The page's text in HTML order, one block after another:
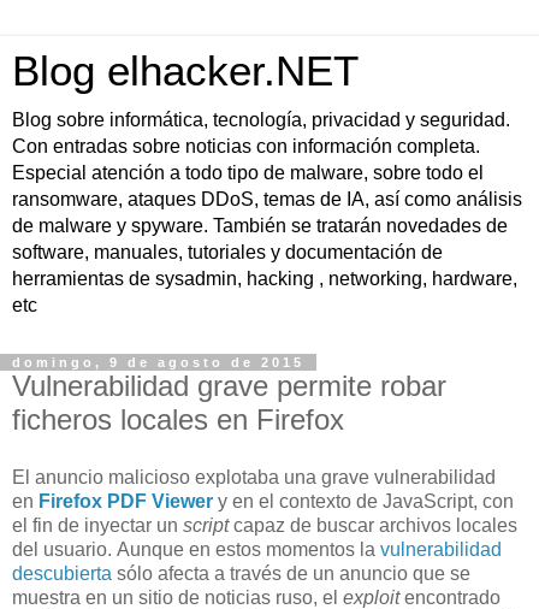
Blog elhacker.NET
Blog sobre informática, tecnología, privacidad y seguridad.
Con entradas sobre noticias con información completa.
Especial atención a todo tipo de malware, sobre todo el
ransomware, ataques DDoS, temas de IA, así como análisis
de malware y spyware. También se tratarán novedades de
software, manuales, tutoriales y documentación de
herramientas de sysadmin, hacking , networking, hardware,
etc
domingo, 9 de agosto de 2015
Vulnerabilidad grave permite robar
ficheros locales en Firefox
El anuncio malicioso explotaba una grave vulnerabilidad
en Firefox PDF Viewer y en el contexto de JavaScript, con
el fin de inyectar un scriptcapaz de buscar archivos locales
del usuario. Aunque en estos momentos la vulnerabilidad
descubierta sólo afecta a través de un anuncio que se
muestra en un sitio de noticias ruso, el exploitencontrado